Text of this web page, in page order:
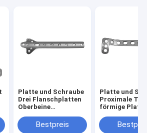
Platte und Schraube
Drei Flanschplatten
Oberbeine
Bestpreis
Platte und
Proximale
förmige